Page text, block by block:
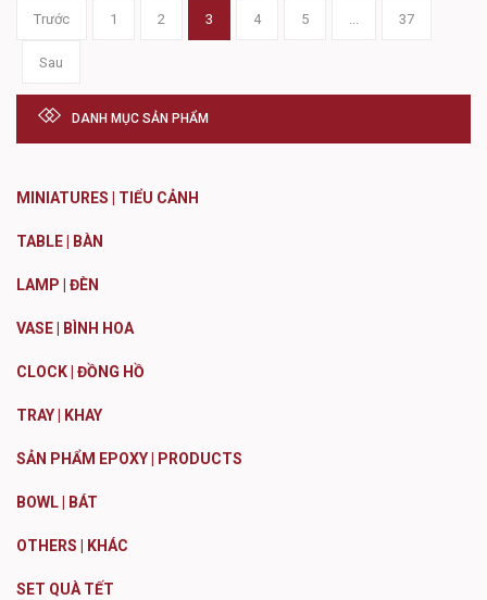
DANH MỤC SẢN PHẨM
MINIATURES | TIỂU CẢNH
TABLE | BÀN
LAMP | ĐÈN
VASE | BÌNH HOA
CLOCK | ĐỒNG HỒ
TRAY | KHAY
SẢN PHẨM EPOXY | PRODUCTS
BOWL | BÁT
OTHERS | KHÁC
SET QUÀ TẾT
Trước 1 2 3 4 5 ... 37
Sau